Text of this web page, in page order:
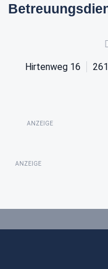
Hirtenweg 16
ANZEIGE
ANZEIGE